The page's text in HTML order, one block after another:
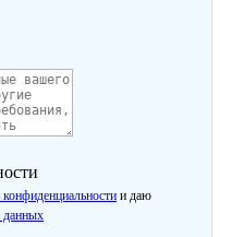
и даю
данных